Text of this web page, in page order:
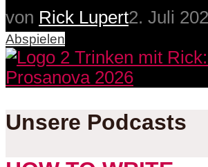
von Rick Lupert2. Juli
Abspielen
Unsere Podcasts